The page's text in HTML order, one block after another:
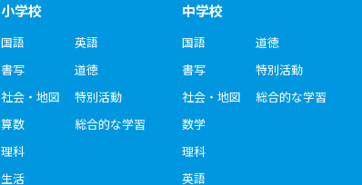
小学校
国語
書写
社会・地図
算数
理科
生活
英語
道徳
特別活動
総合的な学習
中学校
国語
書写
社会・地図
数学
理科
英語
道徳
特別活動
総合的な学習